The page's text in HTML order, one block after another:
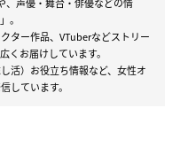
。
ター作品、VTuberなどストリー
くお届けしています。
活）お役立ち情報など、女性オ
しています。